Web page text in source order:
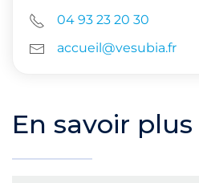
04 93 23 20 30
accueil@vesubia.fr
En savoir plus